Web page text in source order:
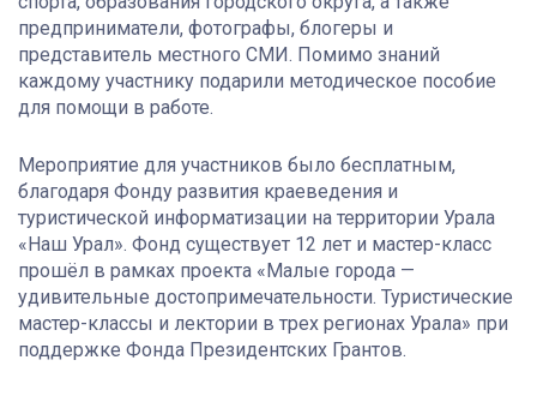
предприниматели, фотографы, блогеры и
представитель местного СМИ. Помимо знаний
каждому участнику подарили методическое пособие
для помощи в работе.
Мероприятие для участников было бесплатным,
благодаря Фонду развития краеведения и
туристической информатизации на территории Урала
«Наш Урал». Фонд существует 12 лет и мастер-класс
прошёл в рамках проекта «Малые города —
удивительные достопримечательности. Туристические
мастер-классы и лектории в трех регионах Урала» при
поддержке Фонда Президентских Грантов.